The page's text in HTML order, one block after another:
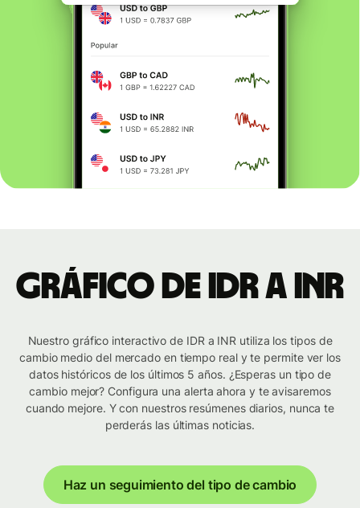
Gráfico de IDR a INR
Nuestro gráfico interactivo de IDR a INR utiliza los tipos de
cambio medio del mercado en tiempo real y te permite ver los
datos históricos de los últimos 5 años. ¿Esperas un tipo de
cambio mejor? Configura una alerta ahora y te avisaremos
cuando mejore. Y con nuestros resúmenes diarios, nunca te
perderás las últimas noticias.
Haz un seguimiento del tipo de cambio